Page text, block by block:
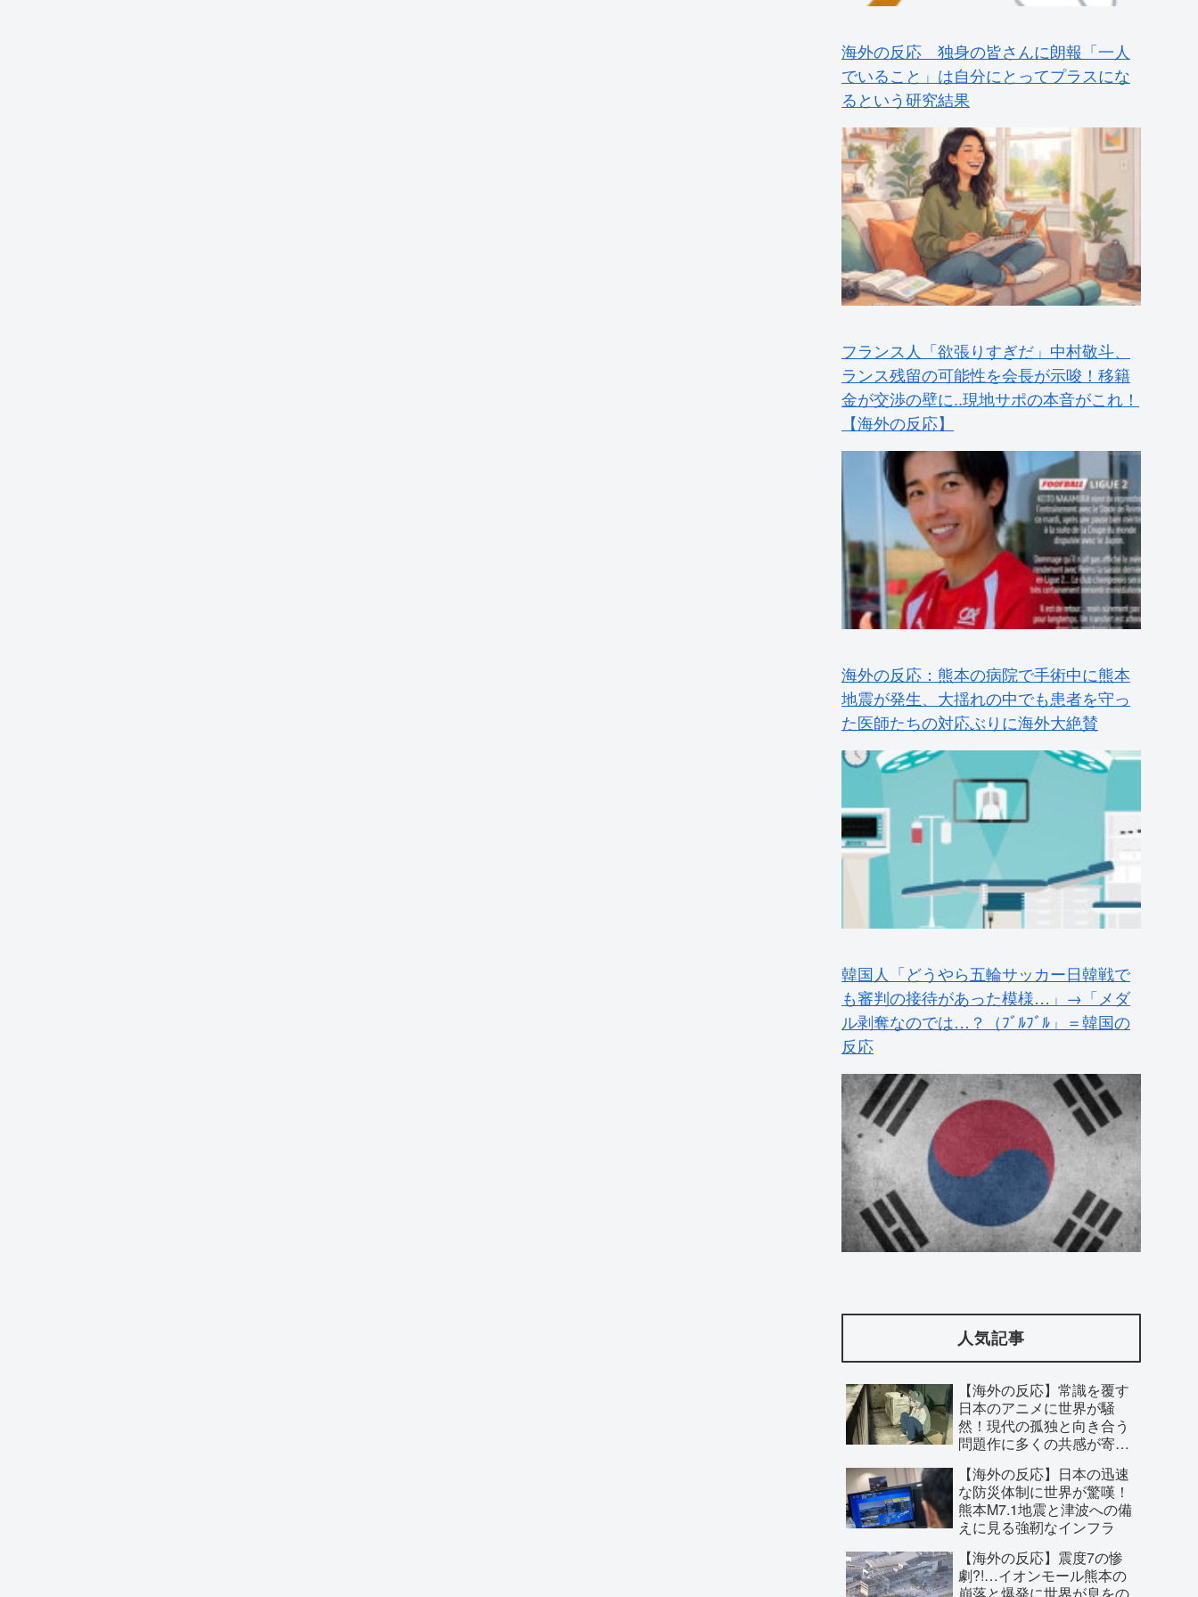
フランス人「欲張りすぎだ」中村敬斗、
ランス残留の可能性を会長が示唆！移籍
金が交渉の壁に..現地サポの本音がこれ！
【海外の反応】
海外の反応：熊本の病院で手術中に熊本
地震が発生、大揺れの中でも患者を守っ
た医師たちの対応ぶりに海外大絶賛
韓国人「どうやら五輪サッカー日韓戦で
も審判の接待があった模様…」→「メダ
ル剥奪なのでは…？（ﾌﾞﾙﾌﾞﾙ」＝韓国の
反応
私の好きな日本語がこれだ←「日本は太
っ腹だな」（海外の反応）
【海外の反応】フィリーズのオークショ
ン落札者がラジオで1イニング実況!
人気記事
【海外の反応】常識を覆す
日本のアニメに世界が騒
然！現代の孤独と向き合う
問題作に多くの共感が寄せ
られた理由とは？
【海外の反応】日本の迅速
な防災体制に世界が驚嘆！
熊本M7.1地震と津波への備
えに見る強靭なインフラ
【海外の反応】震度7の惨
劇?!…イオンモール熊本の
崩落と爆発に世界が息をの
む！救助隊の懸命な捜索に